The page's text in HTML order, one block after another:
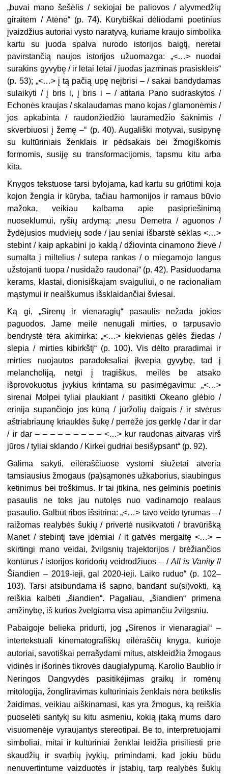
„buvai mano šešėlis / sekiojai be paliovos / alyvmedžių
giraitėm / Atėne“ (p. 74). Kūrybiškai dėliodami poetinius
įvaizdžius autoriai vysto naratyvą, kuriame kraujo simbolika
kartu su juoda spalva nurodo istorijos baigtį, neretai
pavirstančią naujos istorijos užuomazga: „<…> nuodai
surakins gyvybę / ir lėtai lėtai / juodas jazminas prasiskleis“
(p. 53); „<…> į tą pačią upę neįbrisi – / sakai bandydamas
sulaikyti / į bris i, į bris i – / atitaria Pano sudraskytos /
Echonės kraujas / skalaudamas mano kojas / glamonėmis /
jos apkabinta / raudonžiedžio lauramedžio šaknimis /
skverbiuosi į žemę –“ (p. 40). Augališki motyvai, susipynę
su kultūriniais ženklais ir pėdsakais bei žmogiškomis
formomis, susiję su transformacijomis, tapsmu
kitu arba
kita.
Knygos tekstuose tarsi bylojama, kad kartu su griūtimi koja
kojon žengia ir kūryba, tačiau harmonijos ir ramaus būvio
mažoka, veikiau kalbama apie pasipriešinimą
nuoseklumui, ryšių ardymą: „nesu Demetra / aguonos /
žydėjusios mudviejų sode / jau seniai išbarstė sėklas <…>
stebint / kaip apkabini jo kaklą / džiovinta cinamono žievė /
sumalta į miltelius / sutepa rankas / o miegamojo langus
užstojanti tuopa / nusidažo raudonai“ (p. 42). Pasiduodama
kerams, klastai, dionisiškajam svaiguliui, o ne racionaliam
mąstymui ir neaiškumus išsklaidančiai šviesai.
Ką gi, „Sirenų ir vienaragių“ pasaulis nežada jokios
paguodos. Jame meilė nenugali mirties, o tarpusavio
bendrystė tėra akimirka: „<…> kiekvienas gėlės žiedas /
slepia / mirties kibirkštį“ (p. 100). Vis dėlto praradimai ir
mirties nuojautos paradoksaliai įkvepia gyvybę, tad į
melancholiją, netgi į tragiškus, meilės be atsako
išprovokuotus įvykius krintama su pasimėgavimu: „<…>
sirenai Molpei tyliai plaukiant / pasitikti Okeano glėbio /
erinija supančiojo jos kūną / jūržolių daigais / ir stvėrus
aštriabriaunę kriauklės šukę / perrėžė jos gerklę / dar ir dar
/ ir dar – – – – – – – – – <…> kur raudonas aitvaras virš
jūros / tyliai sklando / Kirkei gudriai besišypsant“ (p. 92).
Galima sakyti, eilėraščiuose vystomi siužetai atveria
tamsiausius žmogaus (pa)sąmonės užkaborius, siaubingus
ketinimus bei troškimus. Ir tai įtikina, nes gelminis poetinis
pasaulis ne toks jau nutolęs nuo vadinamojo realaus
pasaulio. Galbūt ribos išsitrina: „<…> tavo veido tyrumas – /
raižomas realybės šukių / privertė nusikvatoti / bravūrišką
Manet / stebintį tave įdėmiai / it gatvės mergaitę <…> –
skirtingi mano veidai, žvilgsnių trajektorijos / brėžiančios
kontūrus / istorijos koridorių veidrodžiuos – / All is Vanity//
Šiandien – 2019-ieji, gal 2020-ieji. Laiko ruduo“ (p. 102–
103). Tarsi atsibundama iš sapno, bandant su(si)vokti, ką
reiškia kalbėti „šiandien“. Pagaliau, „šiandien“ primena
amžinybę, iš kurios žvelgiama visa apimančiu žvilgsniu.
Pabaigoje belieka pridurti, jog „Sirenos ir vienaragiai“ –
intertekstuali kinematografiškų eilėraščių knyga, kurioje
autoriai, savotiškai perrašydami mitus, atskleidžia žmogaus
vidinės ir išorinės tikrovės daugialypumą. Karolio Baublio ir
Neringos Dangvydės pasitikėjimas graikų ir romėnų
mitologija, žongliravimas kultūriniais ženklais nėra betikslis
žaidimas, veikiau aiškinamasi, kas yra žmogus, ką reiškia
puoselėti santykį su kitu asmeniu, kokią įtaką mums daro
visuomenėje vyraujantys stereotipai. Be to, interpretuojami
simboliai, mitai ir kultūriniai ženklai leidžia prisiliesti prie
skaudžių ir svarbių įvykių, primindami, kad jokiu būdu
nenuvertintume vaizduotės ir įstabių, tarp realybės šukių